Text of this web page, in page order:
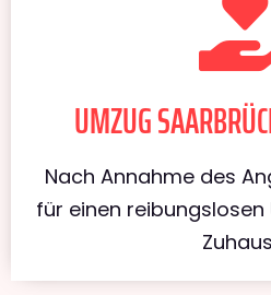
UMZUG
Nach Annahme des
für einen reibungslosen